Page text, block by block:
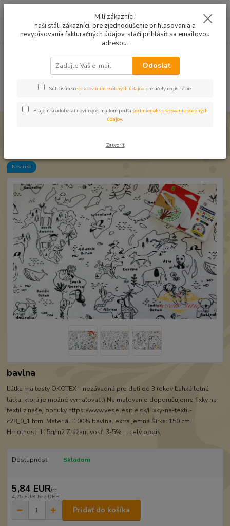
0949224331
9:00 -14:30
za0,00 EUR
Bavlna Vyfarbovacia Svetadiely
Bavlna Vyfarbovacia Svetadiely
Novinka
bavlna
Látka má testy ÖKOTEX – nezávadná pre deti do 3 rokov Ľahká letná
látka, ktorú je možné vymaľovať :) Na maľovanie doporučujeme fixky na
textil z našej ponuky https://www.veselesitie.sk/Fixky-na-textil-
c28_0_1.htm Materiál: 100% bavlna, extra jemná Šírka: 150 cm
Hmotnosť: 115g/m2 Zrážanlivosť: 3-5% ... celý popis
Dostupnosť Skladom
5,84 EUR/m
4,75 EUR bez DPH
Pridať do košíka
Milí zákazníci,
naši stáli zákazníci, pre zjednodušenie prihlasovania a
nevypisovania fakturačných údajov, stačí prihlásiť sa emailovou
adresou.
Odoslať
Súhlasím sospracovaním osobných údajov pre účely registrácie.
Prajem si odoberať novinky e-mailom podľa podmienok spracovania osobných
údajov.
Zatvoriť